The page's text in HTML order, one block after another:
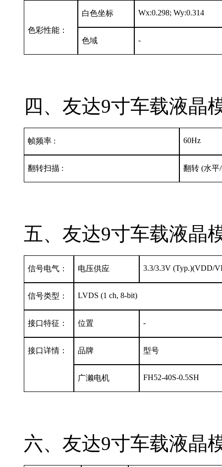
色彩性能：
白色坐标 Wx:0.298; Wy:0.314
色域 -
四、友达9寸车载液晶
帧频率 : 60Hz
翻转扫描 : 翻转 (水平
五、友达9寸车载液晶
信号电气： 电压供应 3.3/3.3V (Typ.)(VDD/
信号类型： LVDS (1 ch, 8-bit)
接口特征： 位置 -
接口详情： 品牌 型号
广濑电机 FH52-40S-0.5SH
六、友达9寸车载液晶